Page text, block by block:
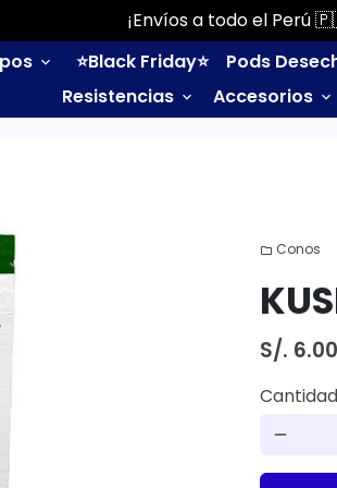
¡Envíos a todo el Perú
keyboard_arrow_down ⭐️Black Friday⭐️ Pods
Resistencias keyboard_arrow_down Accesorios keyboard_arrow_down
folder Conos
S/. 6.00
Cantidad
remove